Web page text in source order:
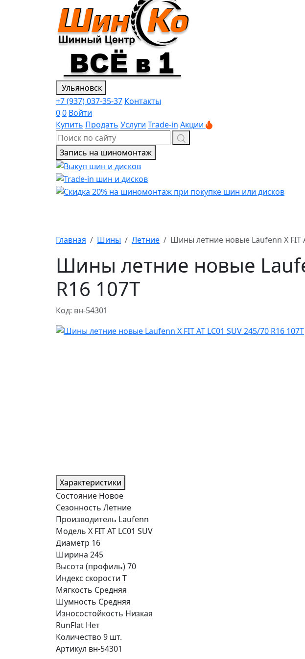
Ульяновск
+7 (937) 037-35-37 Контакты
00 Войти
Купить Продать Услуги Trade-in Акции
Запись на шиномонтаж
Главная Шины Летние Шины летние новые Laufenn X FIT
Шины летние новые
R16 107T
Код: вн-54301
Характеристики
Состояние Новое
Сезонность Летние
Производитель Laufenn
Модель X FIT AT LC01 SUV
Диаметр 16
Ширина 245
Высота (профиль)70
Индекс скорости T
Мягкость Средняя
Шумность Средняя
Износостойкость Низкая
RunFlat Нет
Количество 9 шт.
Артикул вн-54301